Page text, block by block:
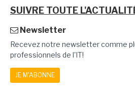
SUIVRE TOUTE
Newsletter
Recevez notre newsletter comme
professionnels de l'IT!
JE M'ABONNE